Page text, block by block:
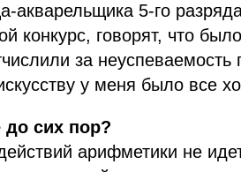
акварельщика 5-го
конкурс, говорят, что
за
у меня было все
до сих пор?
арифметики не